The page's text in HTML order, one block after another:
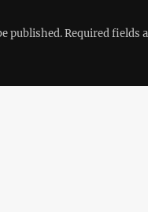
published.Required fields